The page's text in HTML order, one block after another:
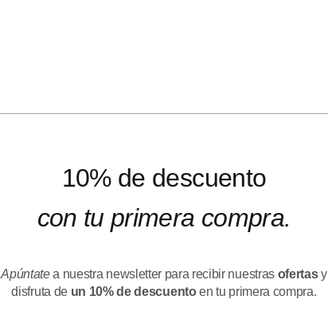
10% de descuento
con tu primera compra.
Apúntatea nuestra newsletter para recibir nuestras ofertasy
disfruta de un 10% de descuentoen tu primera compra.